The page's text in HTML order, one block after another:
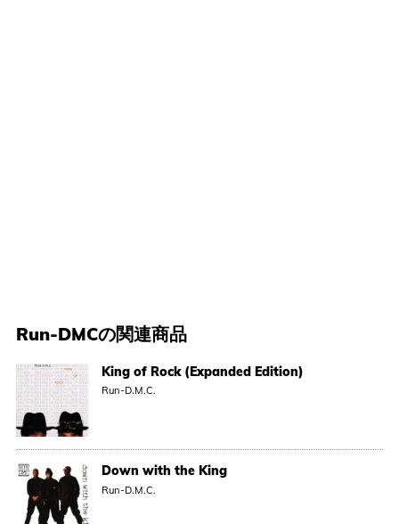
Run-DMCの関連商品
King of Rock (Expanded Edition)
Run-D.M.C.
Down with the King
Run-D.M.C.